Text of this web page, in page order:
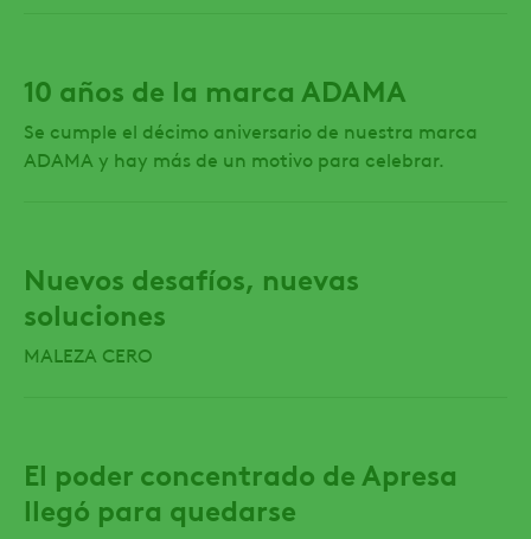
10 años de la marca ADAMA
Se cumple el décimo aniversario de nuestra marca
ADAMA y hay más de un motivo para celebrar.
Nuevos desafíos, nuevas
soluciones
MALEZA CERO
El poder concentrado de Apresa
llegó para quedarse